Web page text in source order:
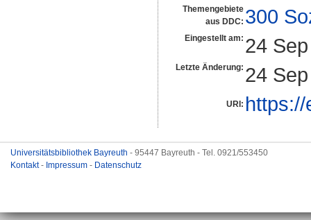
Themengebiete
aus DDC: 300
Eingestellt am: 24
Letzte Änderung: 24
URI:
Universitätsbibliothek Bayreuth - 95447 Bayreuth - Tel. 0921/553450
Kontakt- Impressum - Datenschutz